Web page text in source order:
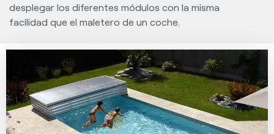
desplegar los diferentes módulos con la misma
facilidad que el maletero de un coche.